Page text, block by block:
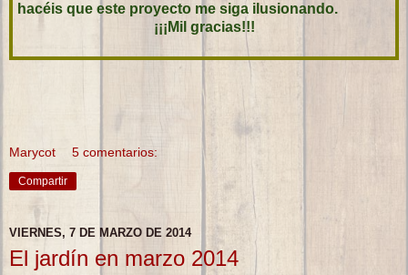
hacéis que este proyecto me siga ilusionando.
¡¡¡Mil gracias!!!
Marycot 5 comentarios:
Compartir
VIERNES, 7 DE MARZO DE 2014
El jardín en marzo 2014